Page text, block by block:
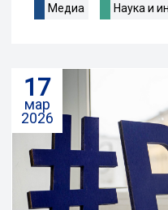
Медиа Наука и
17
мар
2026